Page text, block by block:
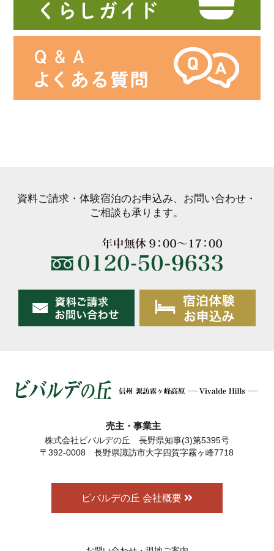
資料ご請求・体験宿泊のお申込み、お問い合わせ・
ご相談も承ります。
売主・事業主
株式会社ビバルデの丘 長野県知事(3)第5395号
〒392-0008 長野県諏訪市大字四賀字霧ヶ峰7718
ビバルデの丘 会社概要